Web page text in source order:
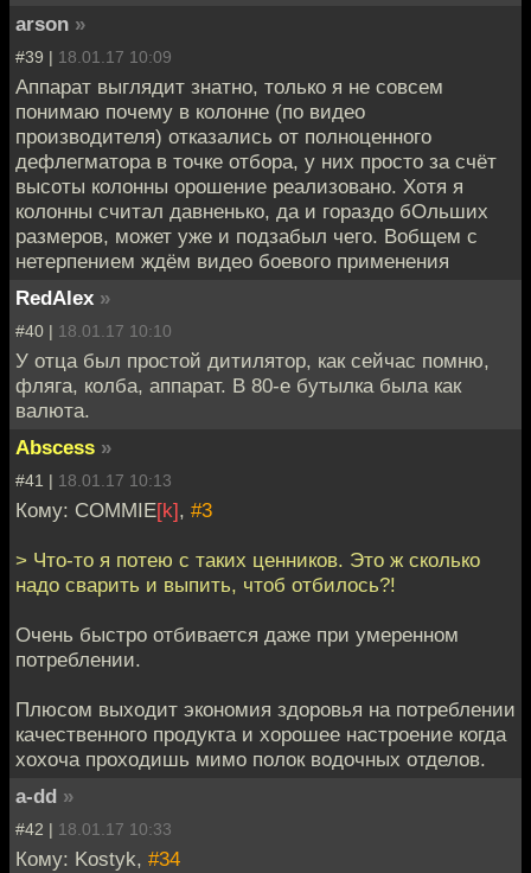
arson »
#39 | 18.01.17 10:09
Аппарат выглядит знатно, только я не совсем
понимаю почему в колонне (по видео
производителя) отказались от полноценного
дефлегматора в точке отбора, у них просто за счёт
высоты колонны орошение реализовано. Хотя я
колонны считал давненько, да и гораздо бОльших
размеров, может уже и подзабыл чего. Вобщем с
нетерпением ждём видео боевого применения
RedAlex »
#40 | 18.01.17 10:10
У отца был простой дитилятор, как сейчас помню,
фляга, колба, аппарат. В 80-е бутылка была как
валюта.
Abscess »
#41 | 18.01.17 10:13
Кому: COMMIE[k], #3
> Что-то я потею с таких ценников. Это ж сколько
надо сварить и выпить, чтоб отбилось?!
Очень быстро отбивается даже при умеренном
потреблении.
Плюсом выходит экономия здоровья на потреблении
качественного продукта и хорошее настроение когда
хохоча проходишь мимо полок водочных отделов.
a-dd »
#42 | 18.01.17 10:33
Кому: Kostyk, #34